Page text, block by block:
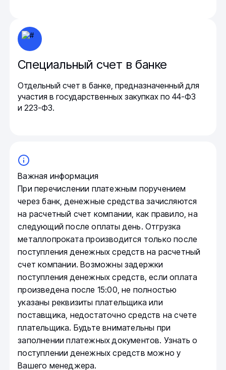
Специальный счет в банке
Отдельный счет в банке, предназначенный для
участия в государственных закупках по 44-ФЗ
и 223-ФЗ.
Важная информация
При перечислении платежным поручением
через банк, денежные средства зачисляются
на расчетный счет компании, как правило, на
следующий после оплаты день. Отгрузка
металлопроката производится только после
поступления денежных средств на расчетный
счет компании. Возможны задержки
поступления денежных средств, если оплата
произведена после 15:00, не полностью
указаны реквизиты плательщика или
поставщика, недостаточно средств на счете
плательщика. Будьте внимательны при
заполнении платежных документов. Узнать о
поступлении денежных средств можно у
Вашего менеджера.